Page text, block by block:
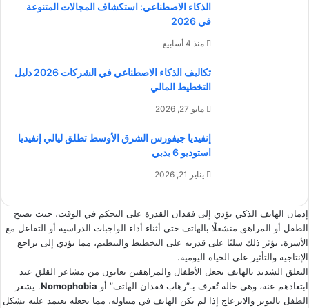
الذكاء الاصطناعي: استكشاف المجالات المتنوعة
في 2026
منذ 4 أسابيع
تكاليف الذكاء الاصطناعي في الشركات 2026 دليل
التخطيط المالي
مايو 27, 2026
إنفيديا جيفورس الشرق الأوسط تطلق ليالي إنفيديا
استوديو 6 بدبي
يناير 21, 2026
إدمان الهاتف الذكي يؤدي إلى فقدان القدرة على التحكم في الوقت، حيث يصبح
الطفل أو المراهق منشغلًا بالهاتف حتى أثناء أداء الواجبات الدراسية أو التفاعل مع
الأسرة. يؤثر ذلك سلبًا على قدرته على التخطيط والتنظيم، مما يؤدي إلى تراجع
الإنتاجية والتأثير على الحياة اليومية.
التعلق الشديد بالهاتف يجعل الأطفال والمراهقين يعانون من مشاعر القلق عند
ابتعادهم عنه، وهي حالة تُعرف بـ”رهاب فقدان الهاتف” أو Nomophobia. يشعر
الطفل بالتوتر والانزعاج إذا لم يكن الهاتف في متناوله، مما يجعله يعتمد عليه بشكل